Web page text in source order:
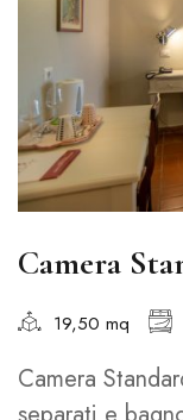
Camera
19,50 mq
Camera